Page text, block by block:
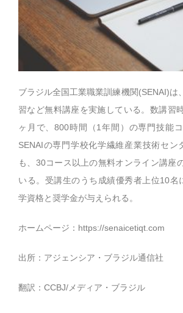
ブラジル全国工業職業訓練機関(SENAI)は
習など無料講座を実施している。数講習
ヶ月で、800時間（1年間）の専門技能
SENAIの専門学校化学繊維産業技術セン
も、30コース以上の無料オンライン講座
いる。受講生のうち成績優秀者上位10名
学資格と奨学金が与えられる。
ホームページ： https://senaicetiqt.com
出所：アジェンシア・ブラジル通信社
翻訳：CCBJ/メディア・ブラジル